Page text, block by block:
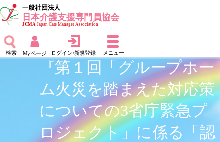
一般社団法人
日本介護支援専門員協会
JCMAJapan Care Manager Association
検索 Myページ ログイン/新規登録 メニュー
『第１回「グループホー
ム火災を踏まえた対応策
についての3省庁緊急プ
ロジェクト」に係る「認